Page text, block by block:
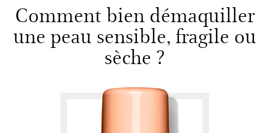
Comment bien démaquiller
une peau sensible, fragile ou
sèche ?